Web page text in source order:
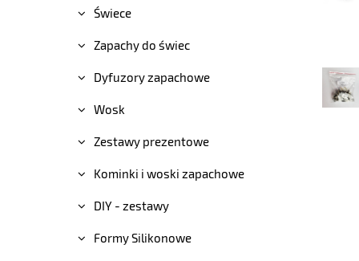
Świece
Zapachy do świec
Dyfuzory zapachowe
Wosk
Zestawy prezentowe
Kominki i woski zapachowe
DIY - zestawy
Formy Silikonowe